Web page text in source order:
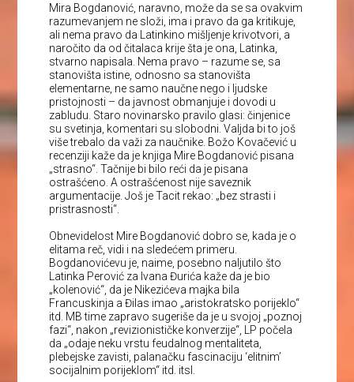
Mira Bogdanović, naravno, može da se sa ovakvim
razumevanjem ne složi, ima i pravo da ga kritikuje,
ali nema pravo da Latinkino mišljenje krivotvori, a
naročito da od čitalaca krije šta je ona, Latinka,
stvarno napisala. Nema pravo – razume se, sa
stanovišta istine, odnosno sa stanovišta
elementarne, ne samo naučne nego i ljudske
pristojnosti – da javnost obmanjuje i dovodi u
zabludu. Staro novinarsko pravilo glasi: činjenice
su svetinja, komentari su slobodni. Valjda bi to još
više trebalo da važi za naučnike. Božo Kovačević u
recenziji kaže da je knjiga Mire Bogdanović pisana
„strasno“. Tačnije bi bilo reći da je pisana
ostrašćeno. A ostrašćenost nije saveznik
argumentacije. Još je Tacit rekao: „bez strasti i
pristrasnosti“.
Obnevidelost Mire Bogdanović dobro se, kada je o
elitama reč, vidi i na sledećem primeru.
Bogdanovićevu je, naime, posebno naljutilo što
Latinka Perović za Ivana Đurića kaže da je bio
„kolenović“, da je Nikezićeva majka bila
Francuskinja a Đilas imao „aristokratsko porijeklo“
itd. MB time zapravo sugeriše da je u svojoj „poznoj
fazi“, nakon „revizionističke konverzije“, LP počela
da „odaje neku vrstu feudalnog mentaliteta,
plebejske zavisti, palanačku fascinaciju ‘elitnim’
socijalnim porijeklom“ itd. itsl.